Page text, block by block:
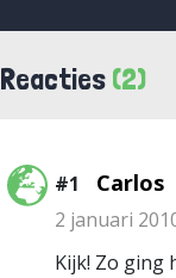
Reacties (2)
#1 Carlos
2 januari
Kijk! Zo ging